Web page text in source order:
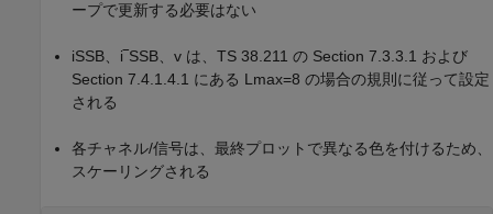
ープで更新する必要はない
iSSB、 i‾SSB、 v は、TS 38.211 の Section 7.3.3.1 および
Section 7.4.1.4.1 にある Lmax=8 の場合の規則に従って設定
される
各チャネル/信号は、最終プロットで異なる色を付けるため、
スケーリングされる